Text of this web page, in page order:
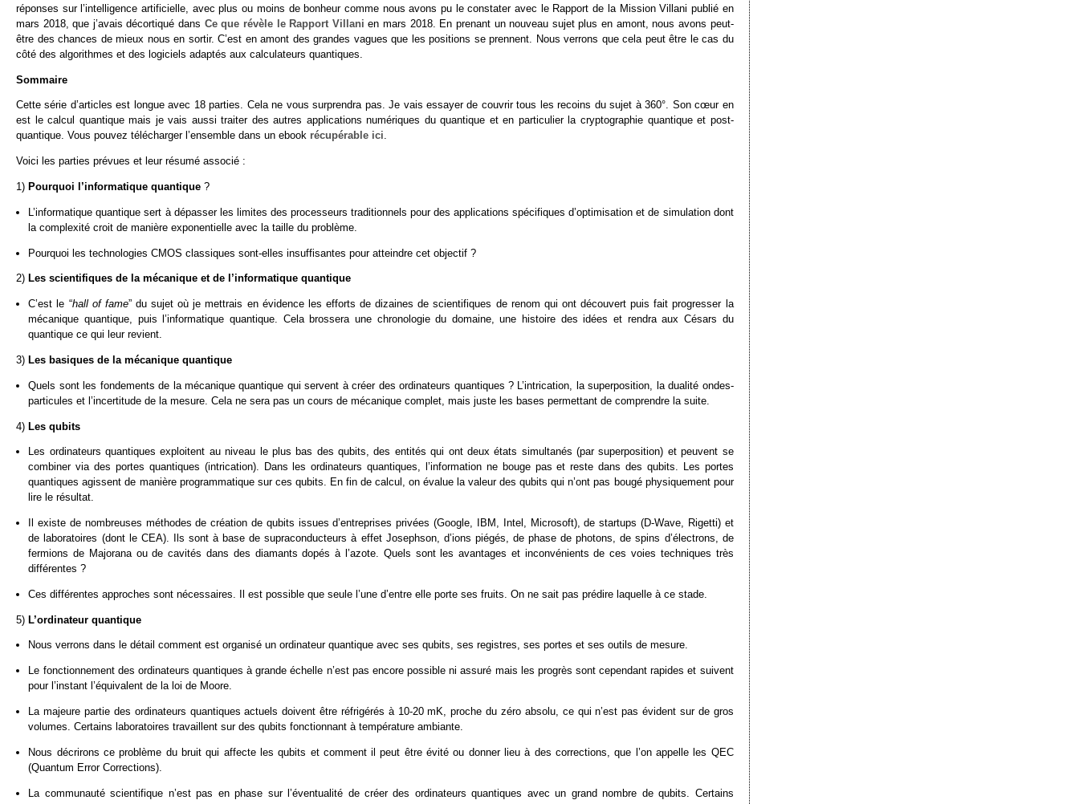
réponses sur l’intelligence artificielle, avec plus ou moins de bonheur comme nous avons pu le constater avec le Rapport de la Mission Villani publié en
mars 2018, que j’avais décortiqué dans Ce que révèle le Rapport Villani en mars 2018. En prenant un nouveau sujet plus en amont, nous avons peut-
être des chances de mieux nous en sortir. C’est en amont des grandes vagues que les positions se prennent. Nous verrons que cela peut être le cas du
côté des algorithmes et des logiciels adaptés aux calculateurs quantiques.
Sommaire
Cette série d’articles est longue avec 18 parties. Cela ne vous surprendra pas. Je vais essayer de couvrir tous les recoins du sujet à 360°. Son cœur en
est le calcul quantique mais je vais aussi traiter des autres applications numériques du quantique et en particulier la cryptographie quantique et post-
quantique. Vous pouvez télécharger l’ensemble dans un ebook récupérable ici.
Voici les parties prévues et leur résumé associé :
1) Pourquoi l’informatique quantique ?
L’informatique quantique sert à dépasser les limites des processeurs traditionnels pour des applications spécifiques d’optimisation et de simulation dont
la complexité croit de manière exponentielle avec la taille du problème.
Pourquoi les technologies CMOS classiques sont-elles insuffisantes pour atteindre cet objectif ?
2) Les scientifiques de la mécanique et de l’informatique quantique
C’est le “hall of fame” du sujet où je mettrais en évidence les efforts de dizaines de scientifiques de renom qui ont découvert puis fait progresser la
mécanique quantique, puis l’informatique quantique. Cela brossera une chronologie du domaine, une histoire des idées et rendra aux Césars du
quantique ce qui leur revient.
3) Les basiques de la mécanique quantique
Quels sont les fondements de la mécanique quantique qui servent à créer des ordinateurs quantiques ? L’intrication, la superposition, la dualité ondes-
particules et l’incertitude de la mesure. Cela ne sera pas un cours de mécanique complet, mais juste les bases permettant de comprendre la suite.
4) Les qubits
Les ordinateurs quantiques exploitent au niveau le plus bas des qubits, des entités qui ont deux états simultanés (par superposition) et peuvent se
combiner via des portes quantiques (intrication). Dans les ordinateurs quantiques, l’information ne bouge pas et reste dans des qubits. Les portes
quantiques agissent de manière programmatique sur ces qubits. En fin de calcul, on évalue la valeur des qubits qui n’ont pas bougé physiquement pour
lire le résultat.
Il existe de nombreuses méthodes de création de qubits issues d’entreprises privées (Google, IBM, Intel, Microsoft), de startups (D-Wave, Rigetti) et
de laboratoires (dont le CEA). Ils sont à base de supraconducteurs à effet Josephson, d’ions piégés, de phase de photons, de spins d’électrons, de
fermions de Majorana ou de cavités dans des diamants dopés à l’azote. Quels sont les avantages et inconvénients de ces voies techniques très
différentes ?
Ces différentes approches sont nécessaires. Il est possible que seule l’une d’entre elle porte ses fruits. On ne sait pas prédire laquelle à ce stade.
5) L’ordinateur quantique
Nous verrons dans le détail comment est organisé un ordinateur quantique avec ses qubits, ses registres, ses portes et ses outils de mesure.
Le fonctionnement des ordinateurs quantiques à grande échelle n’est pas encore possible ni assuré mais les progrès sont cependant rapides et suivent
pour l’instant l’équivalent de la loi de Moore.
La majeure partie des ordinateurs quantiques actuels doivent être réfrigérés à 10-20 mK, proche du zéro absolu, ce qui n’est pas évident sur de gros
volumes. Certains laboratoires travaillent sur des qubits fonctionnant à température ambiante.
Nous décrirons ce problème du bruit qui affecte les qubits et comment il peut être évité ou donner lieu à des corrections, que l’on appelle les QEC
(Quantum Error Corrections).
La communauté scientifique n’est pas en phase sur l’éventualité de créer des ordinateurs quantiques avec un grand nombre de qubits. Certains